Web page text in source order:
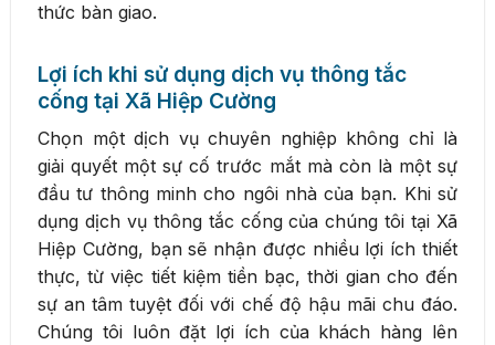
thức bàn giao.
Lợi ích khi sử dụng dịch vụ thông tắc
cống tại Xã Hiệp Cường
Chọn một dịch vụ chuyên nghiệp không chỉ là
giải quyết một sự cố trước mắt mà còn là một sự
đầu tư thông minh cho ngôi nhà của bạn. Khi sử
dụng dịch vụ thông tắc cống của chúng tôi tại Xã
Hiệp Cường, bạn sẽ nhận được nhiều lợi ích thiết
thực, từ việc tiết kiệm tiền bạc, thời gian cho đến
sự an tâm tuyệt đối với chế độ hậu mãi chu đáo.
Chúng tôi luôn đặt lợi ích của khách hàng lên